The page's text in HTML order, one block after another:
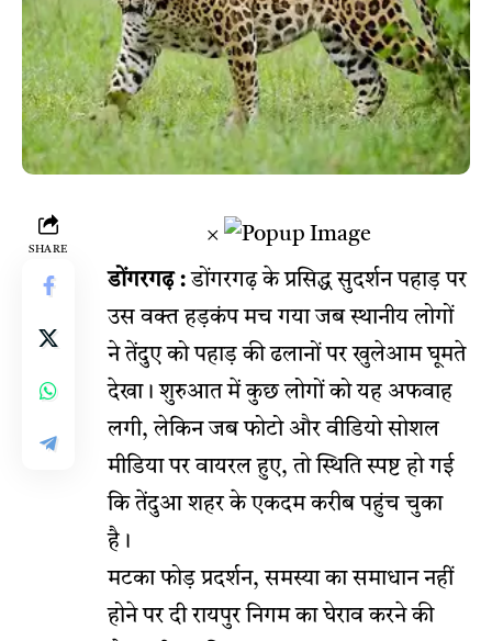
SHARE
×
डोंगरगढ़ : डोंगरगढ़ के प्रसिद्ध सुदर्शन पहाड़ पर
उस वक्त हड़कंप मच गया जब स्थानीय लोगों
ने तेंदुए को पहाड़ की ढलानों पर खुलेआम घूमते
देखा। शुरुआत में कुछ लोगों को यह अफवाह
लगी, लेकिन जब फोटो और वीडियो सोशल
मीडिया पर वायरल हुए, तो स्थिति स्पष्ट हो गई
कि तेंदुआ शहर के एकदम करीब पहुंच चुका
है।
मटका फोड़ प्रदर्शन, समस्या का समाधान नहीं
होने पर दी रायपुर निगम का घेराव करने की